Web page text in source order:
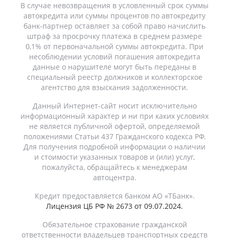
В случае невозвращения в условленный срок суммы
автокредита или суммы процентов по автокредиту
банк-партнер оставляет за собой право начислить
штраф за просрочку платежа в среднем размере
0,1% от первоначальной суммы автокредита. При
несоблюдении условий погашения автокредита
данные о нарушителе могут быть переданы в
специальный реестр должников и коллекторское
агентство для взыскания задолженности.
Данный Интернет-сайт носит исключительно
информационный характер и ни при каких условиях
не является публичной офертой, определяемой
положениями Статьи 437 Гражданского кодекса РФ.
Для получения подробной информации о наличии
и стоимости указанных товаров и (или) услуг,
пожалуйста, обращайтесь к менеджерам
автоцентра.
Кредит предоставляется банком АО «ТБанк».
Лицензия ЦБ РФ № 2673 от 09.07.2024.
Обязательное страхование гражданской
ответственности владельцев транспортных средств